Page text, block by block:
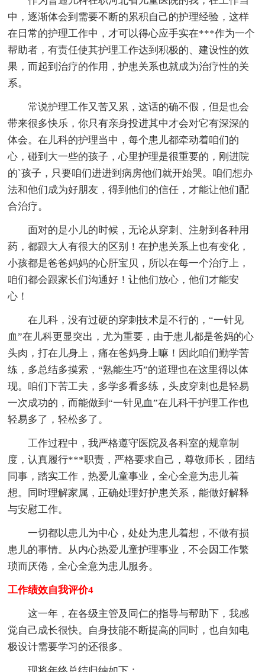
中，逐渐体会到需要不断的累积自己的护理经验，这样
在日常的护理工作中，才可以得心应手实在***作为一个
帮助者，有责任使其护理工作达到积极的、建设性的效
果，而起到治疗的作用，护患关系也就成为治疗性的关
系。
常说护理工作又苦又累，这话的确不假，但是也会
带来很多快乐，你只有亲身投进其中才会对它有深深的
体会。在儿科的护理当中，每个患儿都牵动着咱们的
心，碰到大一些的孩子，心里护理是很重要的，刚进院
的`孩子，只要咱们进进到病房他们就开始哭。咱们想办
法和他们成为好朋友，得到他们的信任，才能让他们配
合治疗。
面对的是小儿的时候，无论从穿刺、注射到各种用
药，都跟大人有很大的区别！在护患关系上也有变化，
小孩都是爸爸妈妈的心肝宝贝，所以在每一个治疗上，
咱们都会跟家长们沟通好！让他们放心，他们才能安
心！
在儿科，没有过硬的穿刺技术是不行的，“一针见
血”在儿科更显突出，尤为重要，由于患儿都是爸妈的心
头肉，打在儿身上，痛在爸妈身上嘛！因此咱们勤学苦
练，多总结多摸索，“熟能生巧”的道理也在这里得以体
现。咱们下苦工夫，多学多看多练，头皮穿刺也是轻易
一次成功的，而能做到“一针见血”在儿科干护理工作也
轻易多了，轻松多了。
工作过程中，我严格遵守医院及各科室的规章制
度，认真履行***职责，严格要求自己，尊敬师长，团结
同事，踏实工作，热爱儿童事业，全心全意为患儿着
想。同时理解家属，正确处理好护患关系，能做好解释
与安慰工作。
一切都以患儿为中心，处处为患儿着想，不做有损
患儿的事情。从内心热爱儿童护理事业，不会因工作繁
琐而厌倦，全心全意为患儿服务。
工作绩效自我评价4
这一年，在各级主管及同仁的指导与帮助下，我感
觉自己成长很快。自身技能不断提高的同时，也自知电
极设计需要学习的还很多。